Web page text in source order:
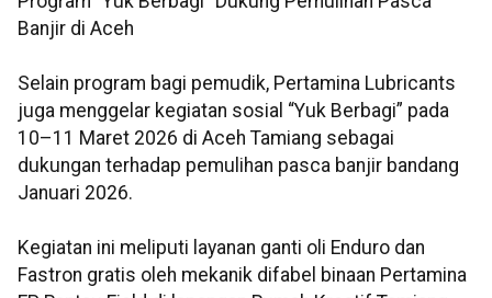
Banjir di Aceh
Selain program bagi pemudik, Pertamina Lubricants
juga menggelar kegiatan sosial “Yuk Berbagi” pada
10–11 Maret 2026 di Aceh Tamiang sebagai
dukungan terhadap pemulihan pasca banjir bandang
Januari 2026.
Kegiatan ini meliputi layanan ganti oli Enduro dan
Fastron gratis oleh mekanik difabel binaan Pertamina